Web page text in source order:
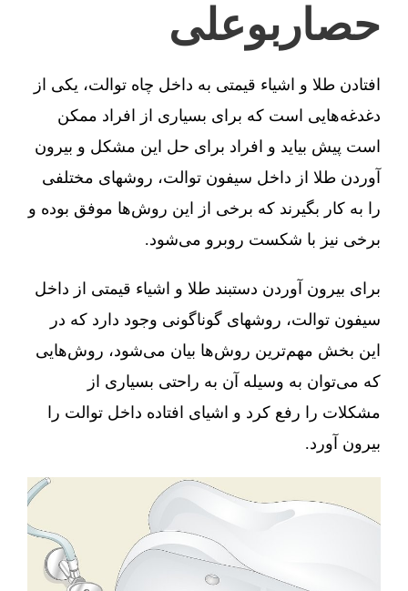
حصاربوعلی
افتادن طلا و اشیاء قیمتی به داخل چاه توالت، یکی از
دغدغه‌هایی است که برای بسیاری از افراد ممکن
است پیش بیاید و افراد برای حل این مشکل و بیرون
آوردن طلا از داخل سیفون توالت، روشهای مختلفی
را به کار بگیرند که برخی از این روش‌ها موفق بوده و
برخی نیز با شکست روبرو می‌شود.
برای بیرون آوردن دستبند طلا و اشیاء قیمتی از داخل
سیفون توالت، روشهای گوناگونی وجود دارد که در
این بخش مهم‌ترین روش‌ها بیان می‌شود، روش‌هایی
که می‌توان به وسیله آن به راحتی بسیاری از
مشکلات را رفع کرد و اشیای افتاده داخل توالت را
بیرون آورد.